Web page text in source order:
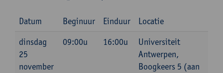
Datum Beginuur Einduur
Locatie
dinsdag
25
november
09:00u 16:00u
Universiteit
Antwerpen,
Boogkeers 5 (aan